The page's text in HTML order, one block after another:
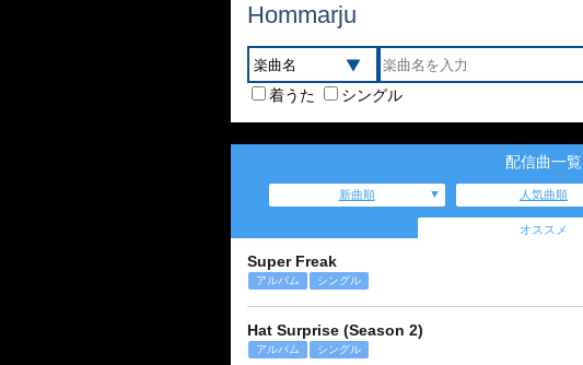
Hommarju
着うた シングル
配信曲一覧
新曲順 人気曲順
オススメ
Super Freak
アルバム シングル
Hat Surprise (Season 2)
アルバム シングル